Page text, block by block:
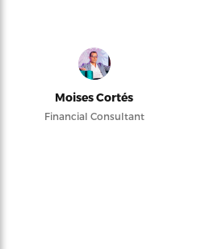
Moises Cortés
Financial Consultant